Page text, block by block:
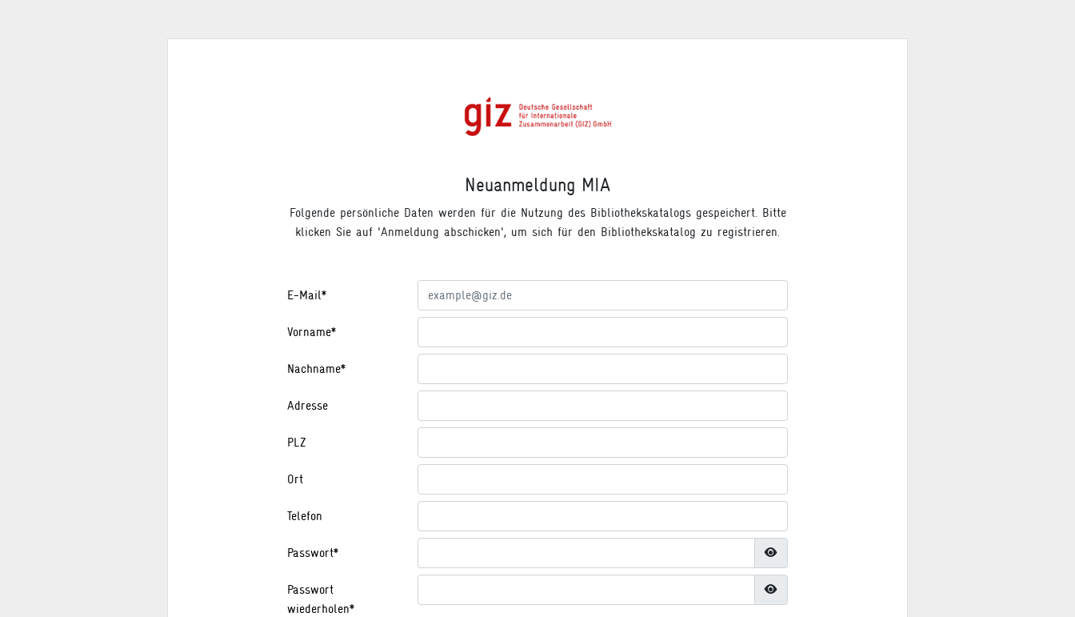
Neuanmeldung MIA
Folgende persönliche Daten werden für die Nutzung des Bibliothekskatalogs gespeichert. Bitte
klicken Sie auf 'Anmeldung abschicken', um sich für den Bibliothekskatalog zu registrieren.
E-Mail*
Vorname*
Nachname*
Adresse
PLZ
Ort
Telefon
Passwort*
Passwort
wiederholen*